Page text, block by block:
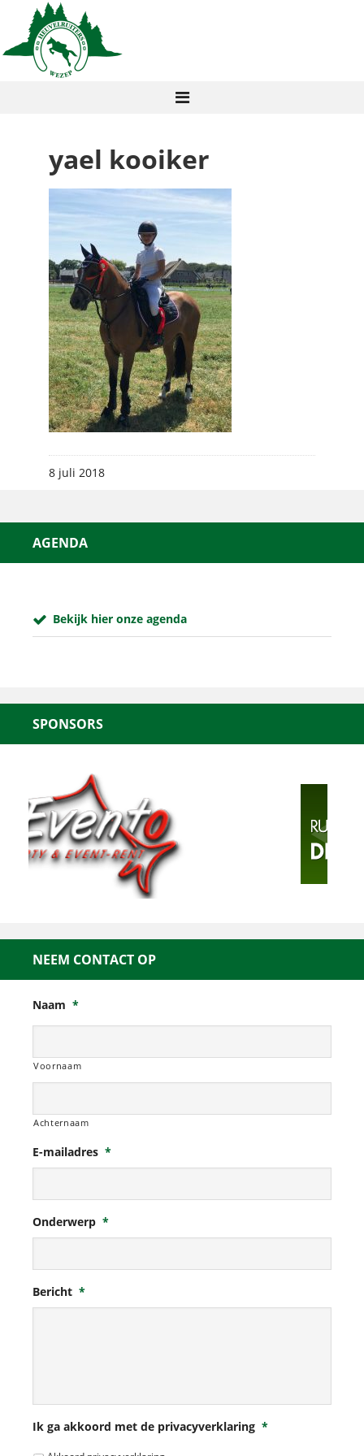
yael kooiker
8 juli 2018
AGENDA
Bekijk hier onze agenda
SPONSORS
NEEM CONTACT OP
Naam *
Voornaam
Achternaam
E-mailadres *
Onderwerp *
Bericht *
Ik ga akkoord met de privacyverklaring *